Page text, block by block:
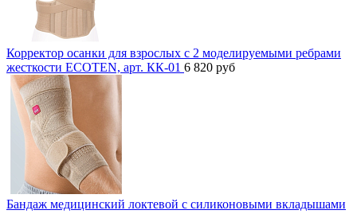
Корректор осанки для взрослых с 2 моделируемыми ребрами
жесткости ECOTEN, арт. КК-01 6 820 руб
Бандаж медицинский локтевой с силиконовыми вкладышами